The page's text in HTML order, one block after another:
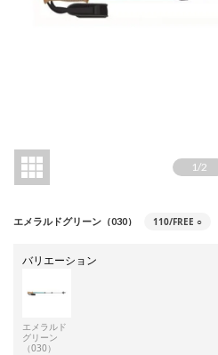
1 /2
エメラルドグリーン（030） 110/FREE ○
バリエーション
エメラルド
グリーン
（030）